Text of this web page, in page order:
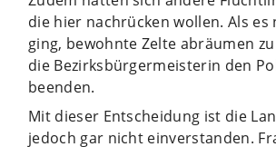
die hier nachrücken wollen. Als es
ging, bewohnte Zelte abräumen
die Bezirksbürgermeisterin den
beenden.
Mit dieser Entscheidung ist die
jedoch gar nicht einverstanden.